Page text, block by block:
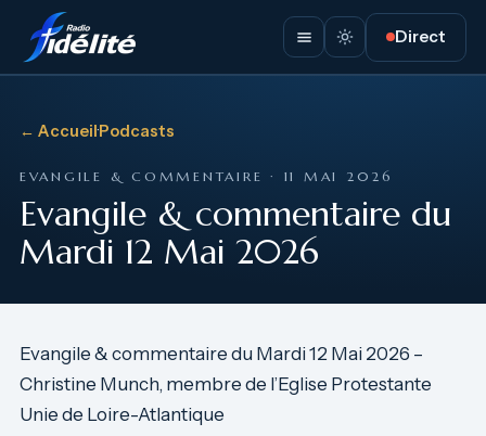
Direct
← Accueil·Podcasts
EVANGILE & COMMENTAIRE · 11 MAI 2026
Evangile & commentaire du
Mardi 12 Mai 2026
Evangile & commentaire du Mardi 12 Mai 2026 –
Christine Munch, membre de l’Eglise Protestante
Unie de Loire-Atlantique